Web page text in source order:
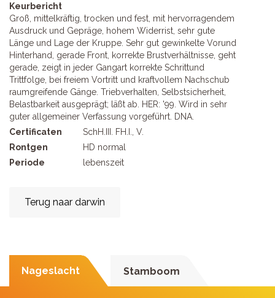
Keurbericht
Groß, mittelkräftig, trocken und fest, mit hervorragendem
Ausdruck und Gepräge, hohem Widerrist, sehr gute
Länge und Lage der Kruppe. Sehr gut gewinkelte Vorund
Hinterhand, gerade Front, korrekte Brustverhältnisse, geht
gerade, zeigt in jeder Gangart korrekte Schrittund
Trittfolge, bei freiem Vortritt und kraftvollem Nachschub
raumgreifende Gänge. Triebverhalten, Selbstsicherheit,
Belastbarkeit ausgeprägt; läßt ab. HER: '99. Wird in sehr
guter allgemeiner Verfassung vorgeführt. DNA.
Certificaten
SchH.III. FH.I., V.
Rontgen
HD normal
Periode
lebenszeit
Terug naar darwin
Nageslacht Stamboom